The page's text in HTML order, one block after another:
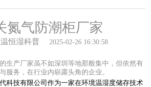
氮气防潮柜厂家
恒湿科普 2025-02-26 16:30:58
生产厂家虽不如深圳等地那般集中，但依然有
服务，在行业内崭露头角的企业。
科技有限公司作为一家在环境温湿度储存技术